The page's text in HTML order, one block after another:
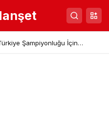
Şampiyonluğu İçin